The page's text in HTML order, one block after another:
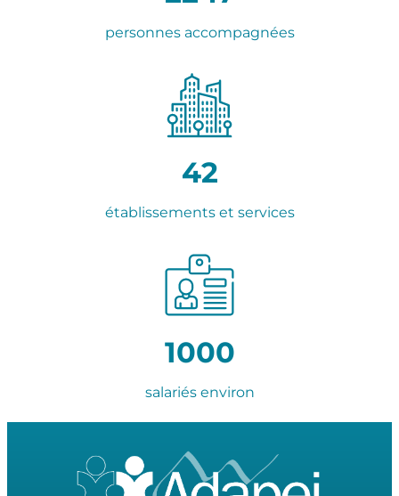
personnes accompagnées
42
établissements et services
1000
salariés environ